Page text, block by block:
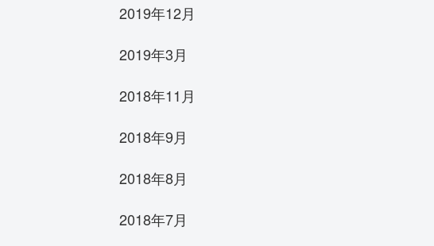
2019年12月
2019年3月
2018年11月
2018年9月
2018年8月
2018年7月